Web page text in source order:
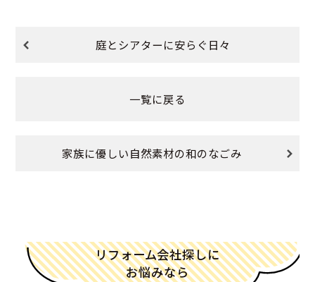
庭とシアターに安らぐ日々
一覧に戻る
家族に優しい自然素材の和のなごみ
リフォーム会社探しに
お悩みなら